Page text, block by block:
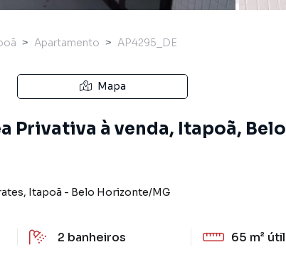
Apartamento AP4295_DE
Mapa
Privativa à venda, Itapoã, Belo
, Itapoã - Belo Horizonte/MG
2 banheiros 65 m² útil